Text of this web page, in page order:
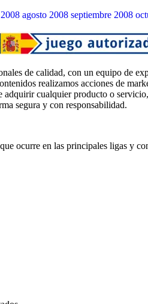
agosto 2008 septiembre 2008
de calidad, con un equipo de
realizamos acciones de
cualquier producto o
segura y con responsabilidad.
ocurre en las principales ligas y